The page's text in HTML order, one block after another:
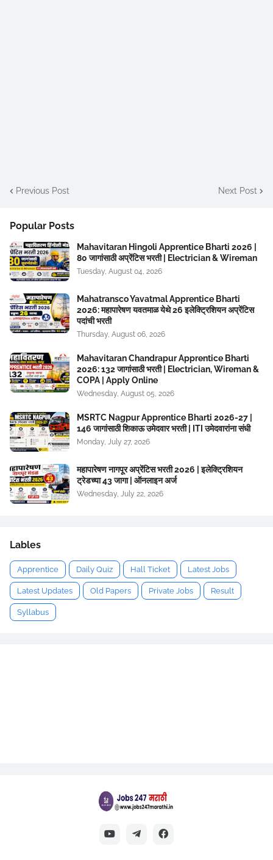
Previous Post Next Post
Popular Posts
Mahavitaran Hingoli Apprentice Bharti 2026 |
80 जागांसाठी अप्रेंटिस भरती | Electrician & Wireman
Tuesday, August 04, 2026
Mahatransco Yavatmal Apprentice Bharti
2026: महापारेषण यवतमाळ येथे 26 इलेक्ट्रिशियन अप्रेंटिस
पदांची भरती
Thursday, August 06, 2026
Mahavitaran Chandrapur Apprentice Bharti
2026: 132 जागांसाठी भरती | Electrician, Wireman &
COPA | Apply Online
Wednesday, August 05, 2026
MSRTC Nagpur Apprentice Bharti 2026-27 |
146 जागांसाठी शिकाऊ उमेदवार भरती | ITI उमेदवारांना संधी
Monday, July 27, 2026
महापारेषण नागपूर अप्रेंटिस भरती 2026 | इलेक्ट्रिशियन
ट्रेडच्या 43 जागा | ऑनलाइन अर्ज
Wednesday, July 22, 2026
Lables
Apprentice Daily Quiz Hall Ticket Latest Jobs
Latest Updates Old Papers Private Jobs Result
Syllabus